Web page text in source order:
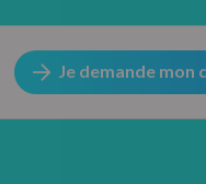
Je demande mon